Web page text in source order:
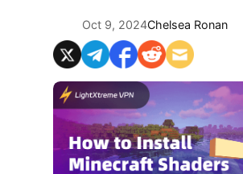
Oct 9, 2024Chelsea Ronan